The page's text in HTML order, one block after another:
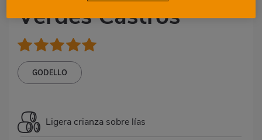
Verdes Castros
GODELLO
Ligera crianza sobre lías